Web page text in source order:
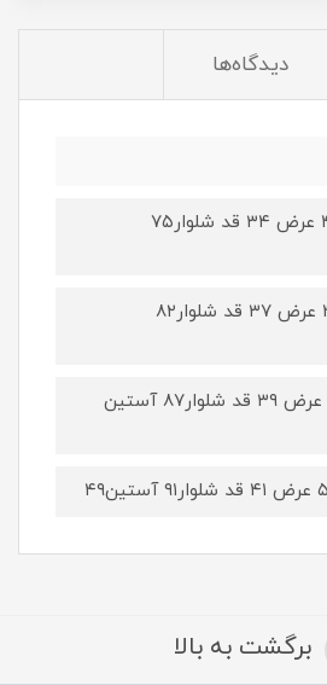
دیدگاه‌ها
سایز80: قد کت۴۶ عرض ۳۴ قد شلوار۷۵
سایز85:قدکت ۴۸ عرض ۳۷ قد شلوار۸۲
سایز90:قد کت ۵۱ عرض ۳۹ قد شلوار۸۷ آستین
برگشت به بالا